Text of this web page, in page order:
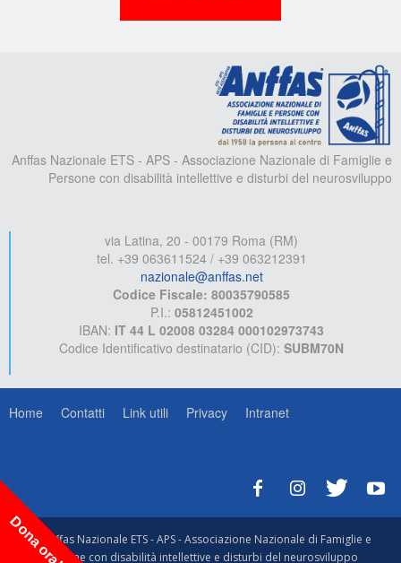
Anffas Nazionale ETS - APS - Associazione Nazionale di Famiglie e
Persone con disabilità intellettive e disturbi del neurosviluppo
via Latina, 20 - 00179 Roma (RM)
tel. +39 063611524 / +39 063212391
nazionale@anffas.net
Codice Fiscale: 80035790585
P.I.: 05812451002
IBAN: IT 44 L 02008 03284 000102973743
Codice Identificativo destinatario (CID): SUBM70N
Home Contatti Link utili Privacy Intranet
© Anffas Nazionale ETS - APS - Associazione Nazionale di Famiglie e
Persone con disabilità intellettive e disturbi del neurosviluppo
Dona ora!